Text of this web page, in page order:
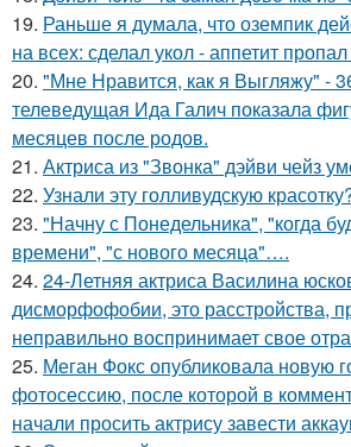
19. Раньше я думала, что оземпик
на всех: сделал укол - аппетит
20. "Мне Нравится, как я Выгляжу" -
телеведущая Ида Галич показала
месяцев после родов.
21. Актриса из "Звонка" дэйви чейз
22. Узнали эту голливудскую
23. "Начну с Понедельника", "когда
времени", "с нового месяца"….
24. 24-Летняя актриса Василина
дисморфофобии, это расстройства,
неправильно воспринимает свое
25. Меган Фокс опубликовала новую
фотосессию, после которой в
начали просить актрису завести